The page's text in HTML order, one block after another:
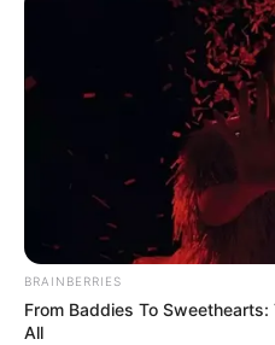
BRAINBERRIES
From Baddies To
All